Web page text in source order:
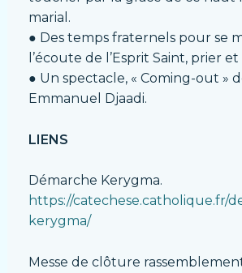
marial.
● Des temps fraternels pour se
l’écoute de l’Esprit Saint, prier
● Un spectacle, « Coming-out »
Emmanuel Djaadi.
LIENS
Démarche Kerygma.
https://catechese.catholique.fr/
kerygma/
Messe de clôture